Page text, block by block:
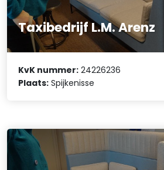
Taxibedrijf L.M. Arenz
KvK nummer: 24226236
Plaats: Spijkenisse